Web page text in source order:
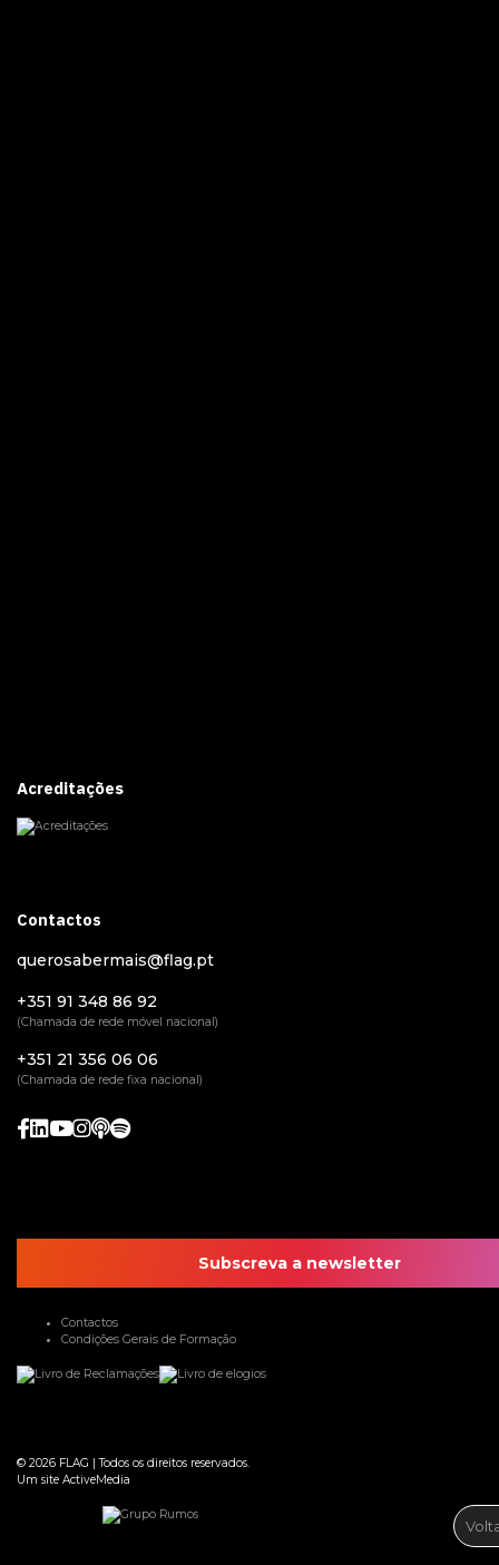
Acreditações
Contactos
querosabermais@flag.pt
+351 91 348 86 92
(Chamada de rede móvel nacional)
+351 21 356 06 06
(Chamada de rede fixa nacional)
Subscreva a newsletter
Contactos
Condições Gerais de Formação
© 2026 FLAG |Todos os direitos reservados.
Um site ActiveMedia